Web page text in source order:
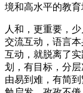
境和高水平的教育
人和，更重要，
交流互动，语言
互动，就脱离了
划，有目标，分
由易到难，有简